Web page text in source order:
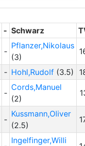
- Schwarz
-
Pflanzer,Nikolaus
(3)
- Hohl,Rudolf (3.5)
-
Cords,Manuel
(2)
-
Kussmann,Oliver
(2.5)
Ingelfinger,Willi